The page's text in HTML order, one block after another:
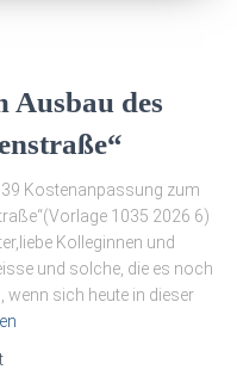
Ausbau des
39 Kostenanpassung zum
1035 2026 6)
Kolleginnen und
und solche, die es noch
wenn sich heute in dieser